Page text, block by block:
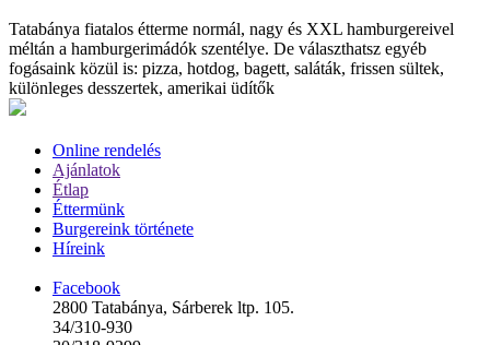
Tatabánya fiatalos étterme normál, nagy és XXL hamburgereivel
méltán a hamburgerimádók szentélye. De választhatsz egyéb
fogásaink közül is: pizza, hotdog, bagett, saláták, frissen sültek,
különleges desszertek, amerikai üdítők
Online rendelés
Ajánlatok
Étlap
Éttermünk
Burgereink története
Híreink
Facebook
2800 Tatabánya, Sárberek ltp. 105.
34/310-930